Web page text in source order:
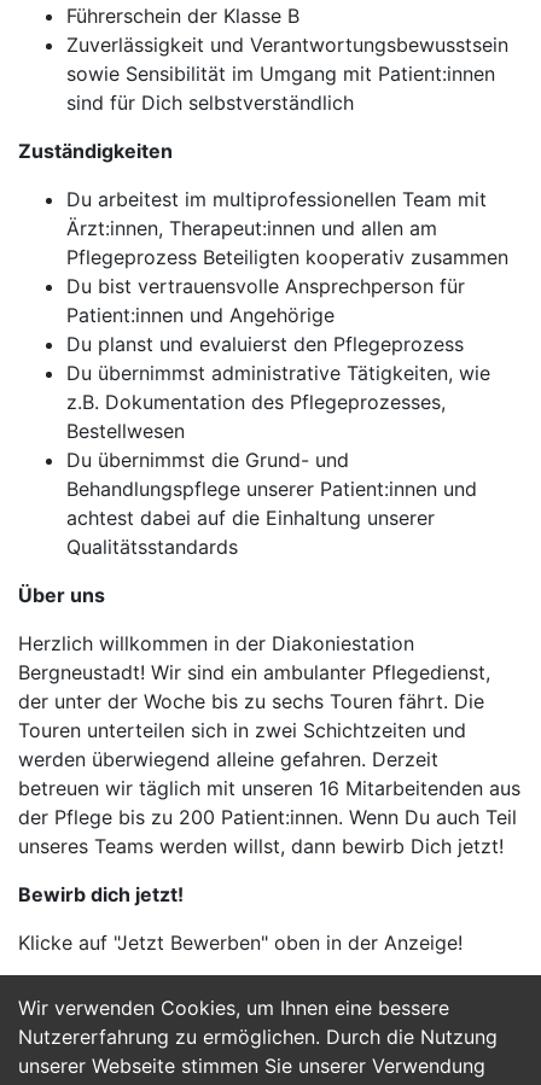
Wir verwenden Cookies, um Ihnen eine bessere
Nutzererfahrung zu ermöglichen. Durch die Nutzung
unserer Webseite stimmen Sie unserer Verwendung
Führerschein der Klasse B
Zuverlässigkeit und Verantwortungsbewusstsein
sowie Sensibilität im Umgang mit Patient:innen
sind für Dich selbstverständlich
Zuständigkeiten
Du arbeitest im multiprofessionellen Team mit
Ärzt:innen, Therapeut:innen und allen am
Pflegeprozess Beteiligten kooperativ zusammen
Du bist vertrauensvolle Ansprechperson für
Patient:innen und Angehörige
Du planst und evaluierst den Pflegeprozess
Du übernimmst administrative Tätigkeiten, wie
z.B. Dokumentation des Pflegeprozesses,
Bestellwesen
Du übernimmst die Grund- und
Behandlungspflege unserer Patient:innen und
achtest dabei auf die Einhaltung unserer
Qualitätsstandards
Über uns
Herzlich willkommen in der Diakoniestation
Bergneustadt! Wir sind ein ambulanter Pflegedienst,
der unter der Woche bis zu sechs Touren fährt. Die
Touren unterteilen sich in zwei Schichtzeiten und
werden überwiegend alleine gefahren. Derzeit
betreuen wir täglich mit unseren 16 Mitarbeitenden aus
der Pflege bis zu 200 Patient:innen. Wenn Du auch Teil
unseres Teams werden willst, dann bewirb Dich jetzt!
Bewirb dich jetzt!
Klicke auf "Jetzt Bewerben" oben in der Anzeige!
Jetzt Bewerben